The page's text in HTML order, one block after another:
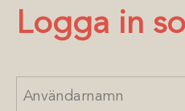
Logga in